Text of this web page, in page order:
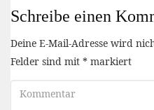
Schreibe einen
Deine E-Mail-Adresse wird
Felder sind mit * markiert
Kommentar